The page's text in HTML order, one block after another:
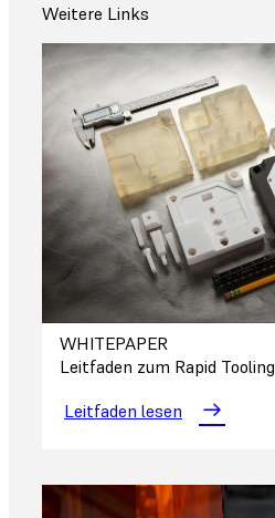
Weitere Links
WHITEPAPER
Leitfaden zum Rapid Tooling
Leitfaden lesen